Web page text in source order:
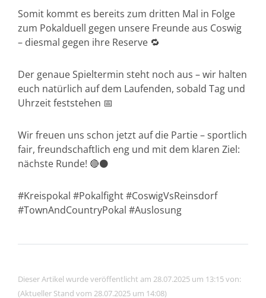
Somit kommt es bereits zum dritten Mal in Folge
zum Pokalduell gegen unsere Freunde aus Coswig
– diesmal gegen ihre Reserve 🔁
Der genaue Spieltermin steht noch aus – wir halten
euch natürlich auf dem Laufenden, sobald Tag und
Uhrzeit feststehen 📅
Wir freuen uns schon jetzt auf die Partie – sportlich
fair, freundschaftlich eng und mit dem klaren Ziel:
nächste Runde! 🔴⚫
#Kreispokal #Pokalfight #CoswigVsReinsdorf
#TownAndCountryPokal #Auslosung
Dieser Artikel wurde veröffentlicht am 28.07.2025 um 13:15 von:
(Aktueller Stand vom 28.07.2025 um 14:08)